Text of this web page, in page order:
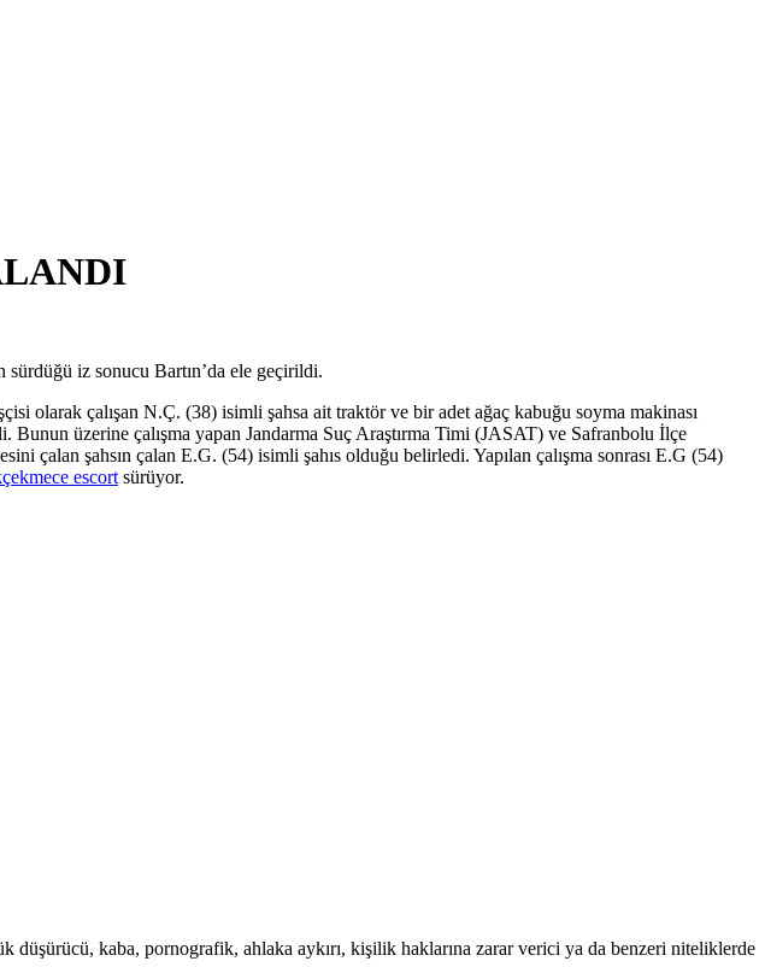
iz sonucu Bartın’da ele geçirildi.
olarak çalışan N.Ç. (38) isimli şahsa ait traktör ve bir adet ağaç kabuğu soyma makinası
Bunun üzerine çalışma yapan Jandarma Suç Araştırma Timi (JASAT) ve Safranbolu İlçe
çalan şahsın çalan E.G. (54) isimli şahıs olduğu belirledi. Yapılan çalışma sonrası E.G (54)
escortsürüyor.
düşürücü, kaba, pornografik, ahlaka aykırı, kişilik haklarına zarar verici ya da benzeri niteliklerde